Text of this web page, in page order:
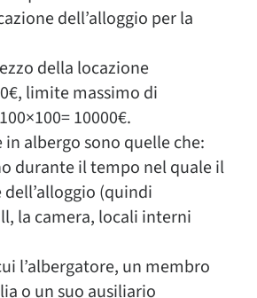
dell’alloggio per la
della locazione
limite massimo di
10000€.
in albergo sono quelle che:
il tempo nel quale il
(quindi
la camera, locali interni
l’albergatore, un membro
o un suo ausiliario